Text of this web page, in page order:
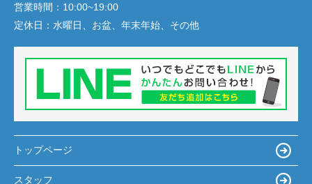
営業時間： 10:00~19:00
定休日： 水曜日、お盆、年末年始、その他
トップページ
スタッフ